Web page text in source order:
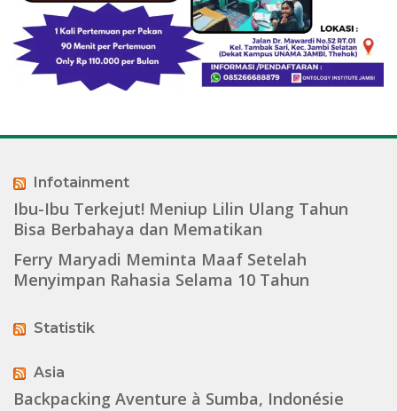
Infotainment
Ibu-Ibu Terkejut! Meniup Lilin Ulang Tahun
Bisa Berbahaya dan Mematikan
Ferry Maryadi Meminta Maaf Setelah
Menyimpan Rahasia Selama 10 Tahun
Statistik
Asia
Backpacking Aventure à Sumba, Indonésie